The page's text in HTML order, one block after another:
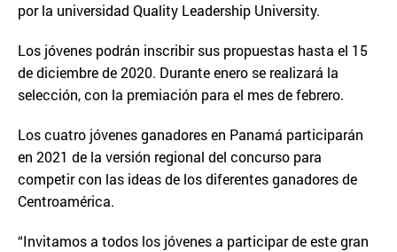
por la universidad Quality Leadership University.
Los jóvenes podrán inscribir sus propuestas hasta el 15
de diciembre de 2020. Durante enero se realizará la
selección, con la premiación para el mes de febrero.
Los cuatro jóvenes ganadores en Panamá participarán
en 2021 de la versión regional del concurso para
competir con las ideas de los diferentes ganadores de
Centroamérica.
“Invitamos a todos los jóvenes a participar de este gran